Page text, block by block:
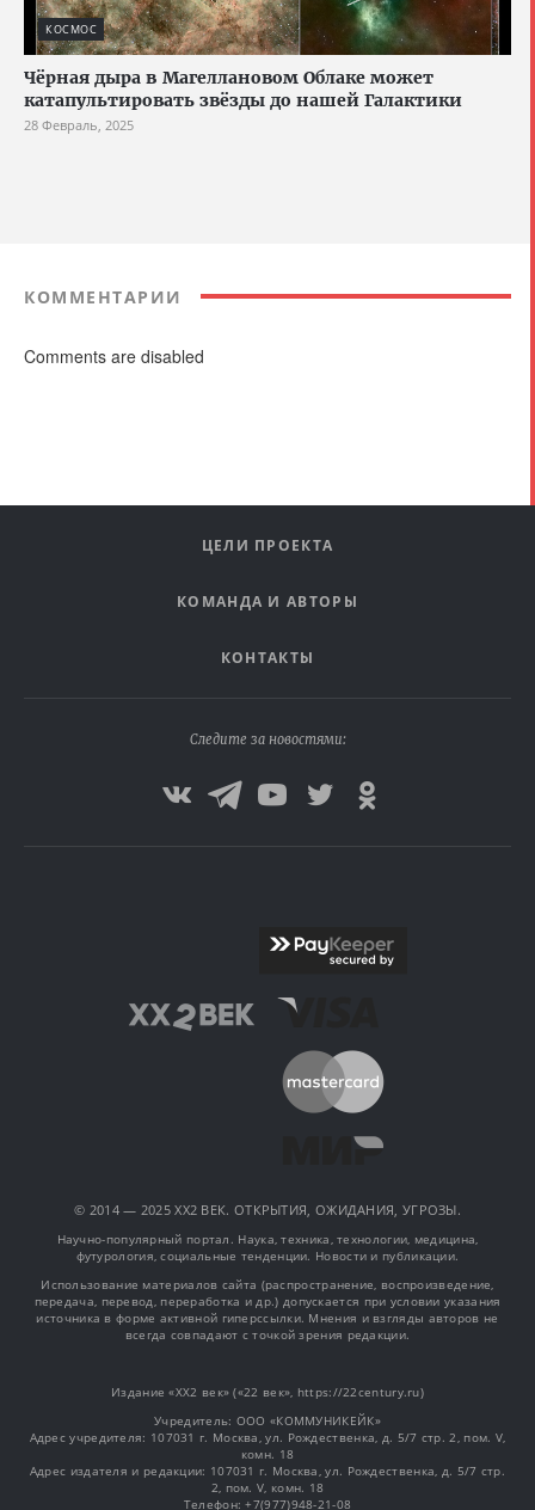
КОСМОС
Чёрная дыра в Магеллановом Облаке может
катапультировать звёзды до нашей Галактики
28 Февраль, 2025
КОММЕНТАРИИ
Comments are disabled
ЦЕЛИ ПРОЕКТА
КОМАНДА И АВТОРЫ
КОНТАКТЫ
Следите за новостями:
© 2014 — 2025 XX2 ВЕК. ОТКРЫТИЯ, ОЖИДАНИЯ, УГРОЗЫ.
Научно-популярный портал. Наука, техника, технологии, медицина,
футурология, социальные тенденции. Новости и публикации.
Использование материалов сайта (распространение, воспроизведение,
передача, перевод, переработка и др.) допускается при условии указания
источника в форме активной гиперссылки. Мнения и взгляды авторов не
всегда совпадают с точкой зрения редакции.
Издание «XX2 век» («22 век», https://22century.ru)
Учредитель: OOO «КОММУНИКЕЙК»
Адрес учредителя: 107031 г. Москва, ул. Рождественка, д. 5/7 стр. 2, пом. V,
комн. 18
Адрес издателя и редакции: 107031 г. Москва, ул. Рождественка, д. 5/7 стр.
2, пом. V, комн. 18
Телефон: +7(977)948-21-08